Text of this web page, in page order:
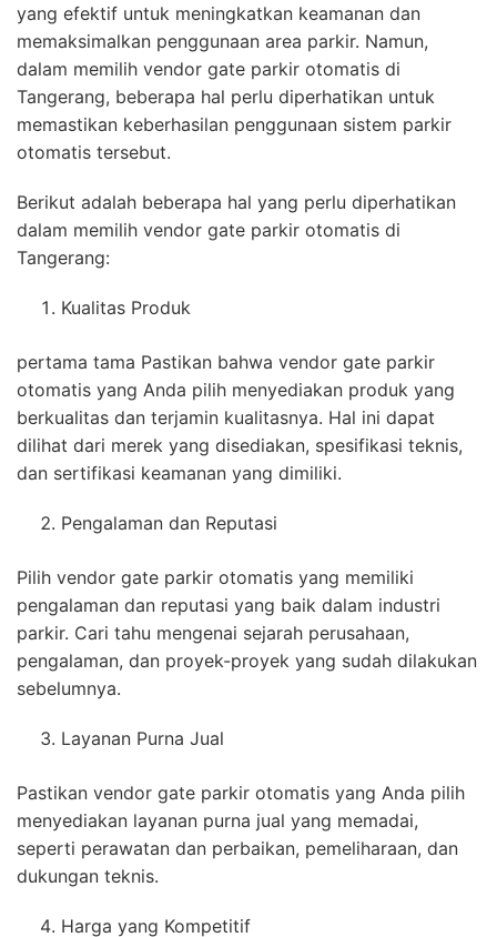
yang efektif untuk meningkatkan keamanan dan
memaksimalkan penggunaan area parkir. Namun,
dalam memilih vendor gate parkir otomatis di
Tangerang, beberapa hal perlu diperhatikan untuk
memastikan keberhasilan penggunaan sistem parkir
otomatis tersebut.
Berikut adalah beberapa hal yang perlu diperhatikan
dalam memilih vendor gate parkir otomatis di
Tangerang:
Kualitas Produk
pertama tama Pastikan bahwa vendor gate parkir
otomatis yang Anda pilih menyediakan produk yang
berkualitas dan terjamin kualitasnya. Hal ini dapat
dilihat dari merek yang disediakan, spesifikasi teknis,
dan sertifikasi keamanan yang dimiliki.
Pengalaman dan Reputasi
Pilih vendor gate parkir otomatis yang memiliki
pengalaman dan reputasi yang baik dalam industri
parkir. Cari tahu mengenai sejarah perusahaan,
pengalaman, dan proyek-proyek yang sudah dilakukan
sebelumnya.
Layanan Purna Jual
Pastikan vendor gate parkir otomatis yang Anda pilih
menyediakan layanan purna jual yang memadai,
seperti perawatan dan perbaikan, pemeliharaan, dan
dukungan teknis.
Harga yang Kompetitif